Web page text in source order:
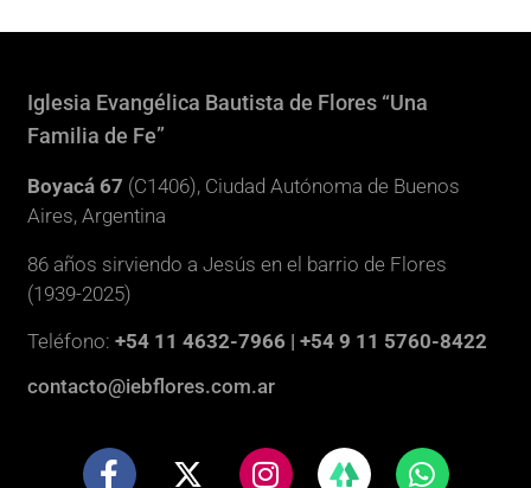
Iglesia Evangélica Bautista de Flores “Una
Familia de Fe”
Boyacá 67 (C1406), Ciudad Autónoma de Buenos
Aires, Argentina
86 años sirviendo a Jesús en el barrio de Flores
(1939-2025)
Teléfono:+54 11 4632-7966 | +54 9 11 5760-8422
contacto@iebflores.com.ar
F
X
I
W